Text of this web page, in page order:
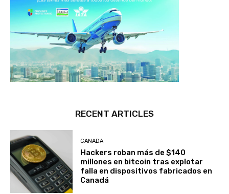
RECENT ARTICLES
CANADA
Hackers roban más de $140
millones en bitcoin tras explotar
falla en dispositivos fabricados en
Canadá